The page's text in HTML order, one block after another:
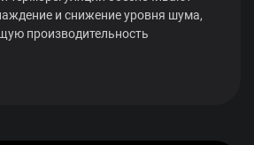
и снижение уровня шума,
производительность